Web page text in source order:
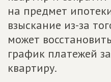
на предмет
взыскание из-за
может
график платежей
квартиру.